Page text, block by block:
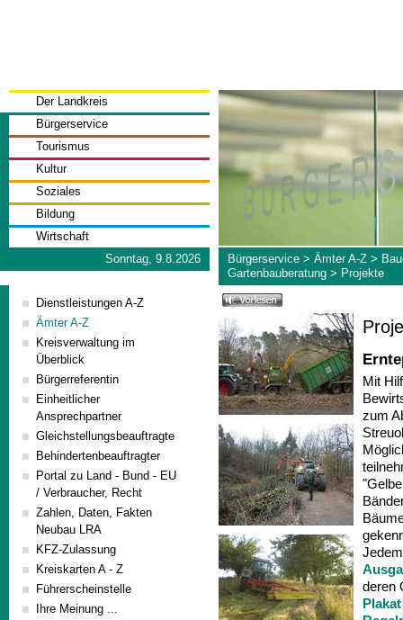
Der Landkreis
Bürgerservice
Tourismus
Kultur
Soziales
Bildung
Wirtschaft
Sonntag, 9.8.2026
Bürgerservice> Ämter A-Z>
Gartenbauberatung> Projekte
Dienstleistungen A-Z
Ämter A-Z
Kreisverwaltung im
Überblick
Bürgerreferentin
Einheitlicher
Ansprechpartner
Gleichstellungsbeauftragte
Behindertenbeauftragter
Portal zu Land - Bund - EU
/ Verbraucher, Recht
Zahlen, Daten, Fakten
Neubau LRA
KFZ-Zulassung
Kreiskarten A - Z
Führerscheinstelle
Ihre Meinung ...
Mit
zum
deren